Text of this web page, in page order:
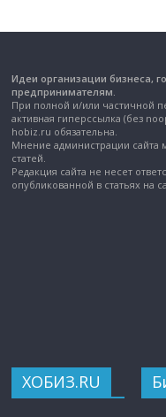
Идеи организации бизнеса,
предпринимателям.
При полной и/или частичной
активная гиперссылка (без
hobiz.ru обязательна.
Мнение администрации сайта
статей.
Редакция сайта не несет
опубликованной в статьях на
ХОБИЗ.RU